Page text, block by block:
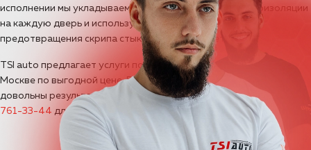
исполнении мы укладываем 4 слоя вибро, шумо и теплоизоляции
на каждую дверь и используем специальную ленту для
предотвращения скрипа стыков пластика с металлом.
TSI auto предлагает услуги по шумоизоляции дверей авто в
Москве по выгодной цене. В конечном итоге вы всегда будете
довольны результатом, свяжитесь с нами по телефону
+7 (950)
761-33-44 для предварительного расчета!